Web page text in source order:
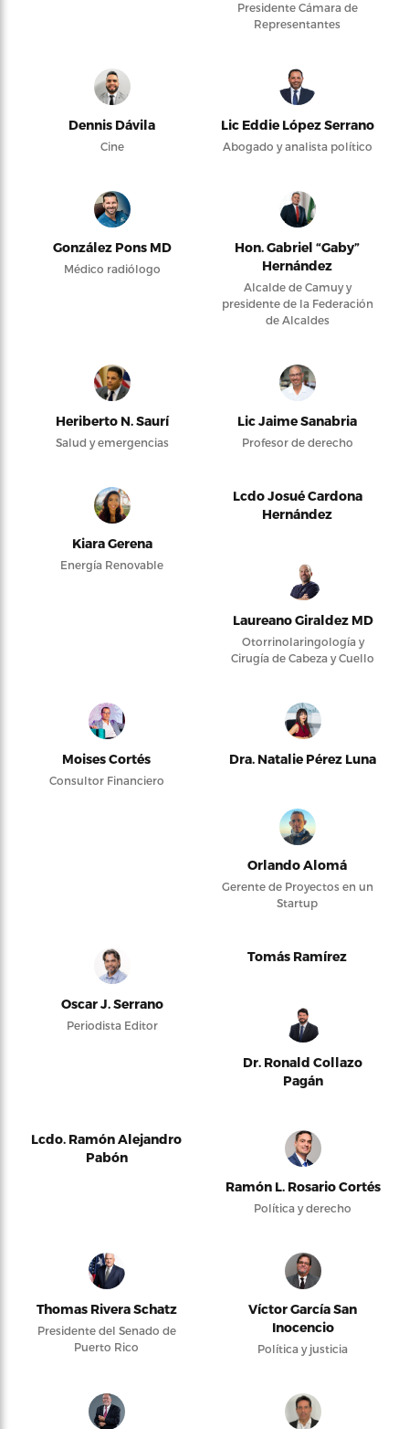
Presidente Cámara de
Representantes
Dennis Dávila
Cine
Lic Eddie López Serrano
Abogado y analista político
González Pons MD
Médico radiólogo
Hon. Gabriel “Gaby”
Hernández
Alcalde de Camuy y
presidente de la Federación
de Alcaldes
Heriberto N. Saurí
Salud y emergencias
Lic Jaime Sanabria
Profesor de derecho
Kiara Gerena
Energía Renovable
Lcdo Josué Cardona
Hernández
Laureano Giraldez MD
Otorrinolaringología y
Cirugía de Cabeza y Cuello
Moises Cortés
Consultor Financiero
Dra. Natalie Pérez Luna
Orlando Alomá
Gerente de Proyectos en un
Startup
Oscar J. Serrano
Periodista Editor
Tomás Ramírez
Dr. Ronald Collazo
Pagán
Lcdo. Ramón Alejandro
Pabón
Ramón L. Rosario Cortés
Política y derecho
Thomas Rivera Schatz
Presidente del Senado de
Puerto Rico
Víctor García San
Inocencio
Política y justicia